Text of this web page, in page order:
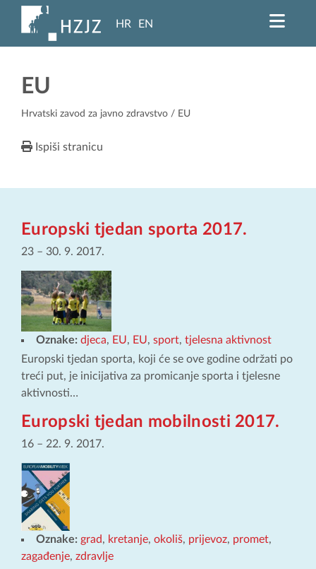
HR EN
EU
Hrvatski zavod za javno zdravstvo / EU
Ispiši stranicu
Europski tjedan sporta 2017.
23 – 30. 9. 2017.
Oznake: djeca, EU, EU, sport, tjelesna aktivnost
Europski tjedan sporta, koji će se ove godine održati po
treći put, je inicijativa za promicanje sporta i tjelesne
aktivnosti…
Europski tjedan mobilnosti 2017.
16 – 22. 9. 2017.
Oznake: grad, kretanje, okoliš, prijevoz, promet,
zagađenje, zdravlje